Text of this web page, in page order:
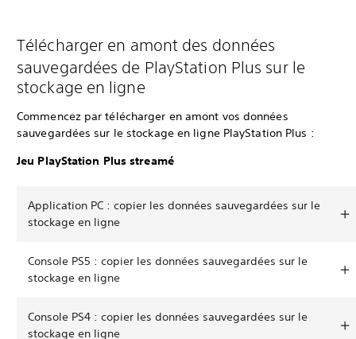
Télécharger en amont des données
sauvegardées de PlayStation Plus sur le
stockage en ligne
Commencez par télécharger en amont vos données
sauvegardées sur le stockage en ligne PlayStation Plus :
Jeu PlayStation Plus streamé
Application PC : copier les données sauvegardées sur le
stockage en ligne
Console PS5 : copier les données sauvegardées sur le
stockage en ligne
Console PS4 : copier les données sauvegardées sur le
stockage en ligne